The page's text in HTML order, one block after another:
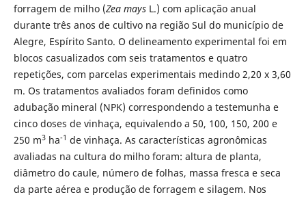
forragem de milho (Zea maysL.) com aplicação anual
durante três anos de cultivo na região Sul do município de
Alegre, Espírito Santo. O delineamento experimental foi em
blocos casualizados com seis tratamentos e quatro
repetições, com parcelas experimentais medindo 2,20 x 3,60
m. Os tratamentos avaliados foram definidos como
adubação mineral (NPK) correspondendo a testemunha e
cinco doses de vinhaça, equivalendo a 50, 100, 150, 200 e
250 m3ha-1 de vinhaça. As características agronômicas
avaliadas na cultura do milho foram: altura de planta,
diâmetro do caule, número de folhas, massa fresca e seca
da parte aérea e produção de forragem e silagem. Nos